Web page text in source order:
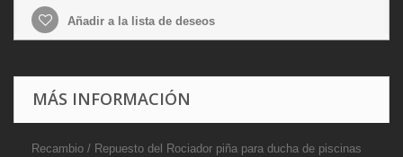
Añadir a la lista de deseos
MÁS INFORMACIÓN
Recambio / Repuesto del Rociador piña para ducha de piscinas